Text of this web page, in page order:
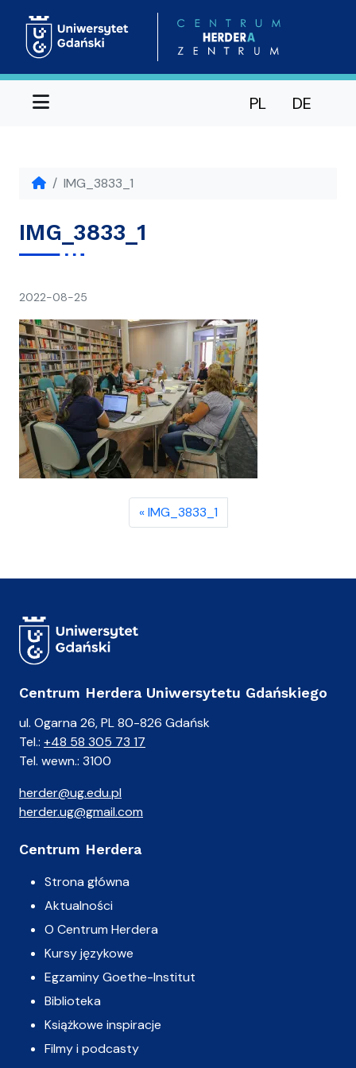
Menu PL DE
IMG_3833_1
IMG_3833_1
2022-08-25
IMG_3833_1
Centrum Herdera Uniwersytetu Gdańskiego
ul. Ogarna 26, PL 80-826 Gdańsk
Tel.: +48 58 305 73 17
Tel. wewn.: 3100
herder@ug.edu.pl
herder.ug@gmail.com
Centrum Herdera
Strona główna
Aktualności
O Centrum Herdera
Kursy językowe
Egzaminy Goethe-Institut
Biblioteka
Książkowe inspiracje
Filmy i podcasty